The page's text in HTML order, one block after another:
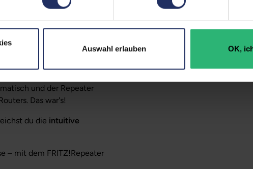
Auswahl erlauben OK,
mehreren verteilten
in kleinen und großen
und der Repeater
Das war's!
du die intuitive
– mit dem FRITZ!Repeater
Maße (LxBxH):
Herstellernummer: